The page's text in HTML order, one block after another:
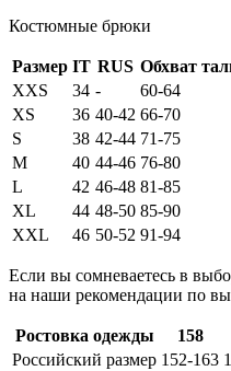
Костюмные брюки
Размер IT RUS Обхват
XXS
34 - 60-64
XS
36 40-42 66-70
S
38 42-44 71-75
M
40 44-46 76-80
L
42 46-48 81-85
XL
44 48-50 85-90
XXL
46 50-52 91-94
Если вы сомневаетесь в
на наши рекомендации по
Ростовка одежды 158
Российский размер 152-163